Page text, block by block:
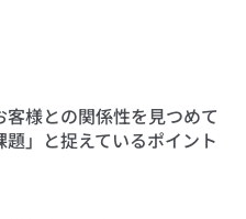
様との関係性を見つめて
」と捉えているポイント